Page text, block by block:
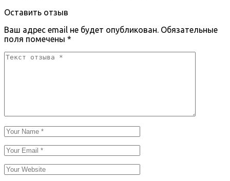
Оставить отзыв
Ваш адрес email не будет опубликован. Обязательные
поля помечены *